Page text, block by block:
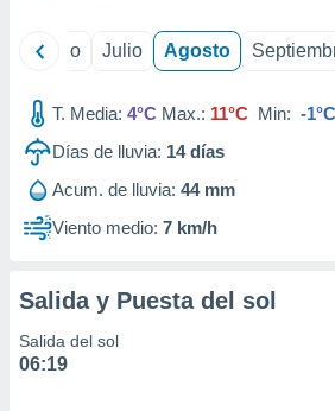
1199
Junio Julio Agosto
T. Media: 4°C Max.: 11°C Min: -1°C
Días de lluvia: 14días
Acum. de lluvia: 44 mm
Viento medio: 7 km/h
Salida y Puesta del sol
Salida del sol
06:19